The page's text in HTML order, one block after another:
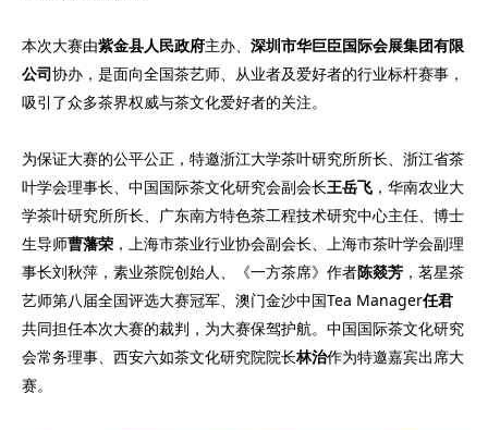
本次大赛由紫金县人民政府主办、 深圳市华巨臣国际会展集团有限
公司协办，是面向全国茶艺师、从业者及爱好者的行业标杆赛事，
吸引了众多茶界权威与茶文化爱好者的关注。
为保证大赛的公平公正，特邀浙江大学茶叶研究所所长、浙江省茶
叶学会理事长、中国国际茶文化研究会副会长王岳飞 ，华南农业大
学茶叶研究所所长、广东南方特色茶工程技术研究中心主任、博士
生导师曹藩荣 ，上海市茶业行业协会副会长、上海市茶叶学会副理
事长刘秋萍，素业茶院创始人、《一方茶席》作者陈燚芳 ，茗星茶
艺师第八届全国评选大赛冠军、澳门金沙中国Tea Manager任君
共同担任本次大赛的裁判，为大赛保驾护航。中国国际茶文化研究
会常务理事、西安六如茶文化研究院院长林治作为特邀嘉宾出席大
赛。